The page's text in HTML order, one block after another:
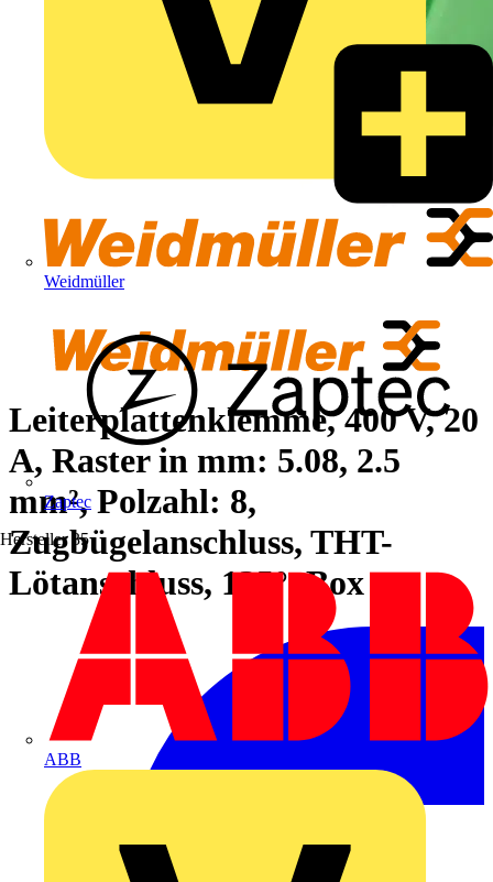
Weidmüller
Zaptec
Hersteller 35
ABB
Leiterplattenklemme, 400 V, 20
A, Raster in mm: 5.08, 2.5
mm², Polzahl: 8,
Zugbügelanschluss, THT-
Lötanschluss, 135°, Box